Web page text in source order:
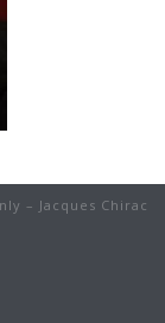
– Jacques Chirac